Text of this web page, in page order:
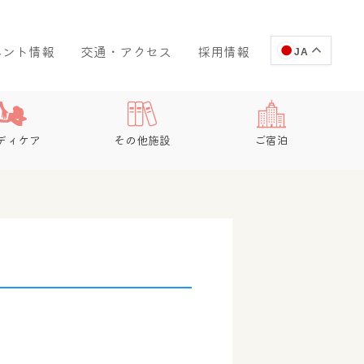
ント情報 交通・アクセス 採用情報 JA
ィケア その他施設 ご宿泊